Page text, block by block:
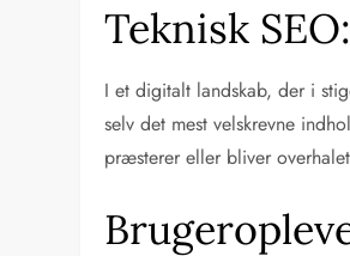
Teknisk
I et digitalt landskab, der i
selv det mest velskrevne
præsterer eller bliver